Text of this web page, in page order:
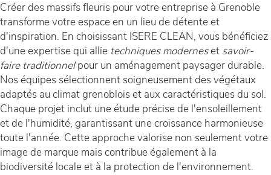
Créer des massifs fleuris pour votre entreprise à Grenoble
transforme votre espace en un lieu de détente et
d'inspiration. En choisissant ISERE CLEAN, vous bénéficiez
d'une expertise qui allie techniques moderneset savoir-
faire traditionnelpour un aménagement paysager durable.
Nos équipes sélectionnent soigneusement des végétaux
adaptés au climat grenoblois et aux caractéristiques du sol.
Chaque projet inclut une étude précise de l'ensoleillement
et de l'humidité, garantissant une croissance harmonieuse
toute l'année. Cette approche valorise non seulement votre
image de marque mais contribue également à la
biodiversité locale et à la protection de l'environnement.